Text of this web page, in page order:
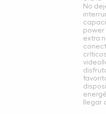
No
power
extra
llegar